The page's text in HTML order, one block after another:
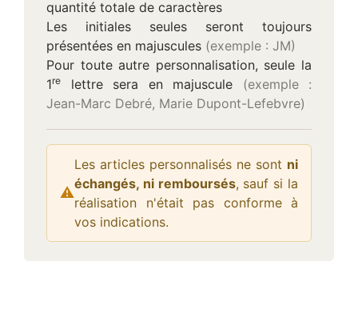
quantité totale de caractères
Les initiales seules seront toujours
présentées en majuscules (exemple : JM)
Pour toute autre personnalisation, seule la
1re lettre sera en majuscule (exemple :
Jean-Marc Debré, Marie Dupont-Lefebvre)
⚠
Attention :
Les articles personnalisés ne sont ni
échangés, ni remboursés, sauf si la
réalisation n'était pas conforme à
vos indications.